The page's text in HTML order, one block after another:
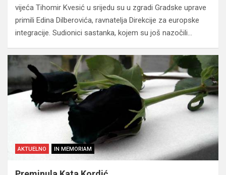
vijeća Tihomir Kvesić u srijedu su u zgradi Gradske uprave
primili Edina Dilberovića, ravnatelja Direkcije za europske
integracije. Sudionici sastanka, kojem su još nazočili…
AKTUELNO IN MEMORIAM